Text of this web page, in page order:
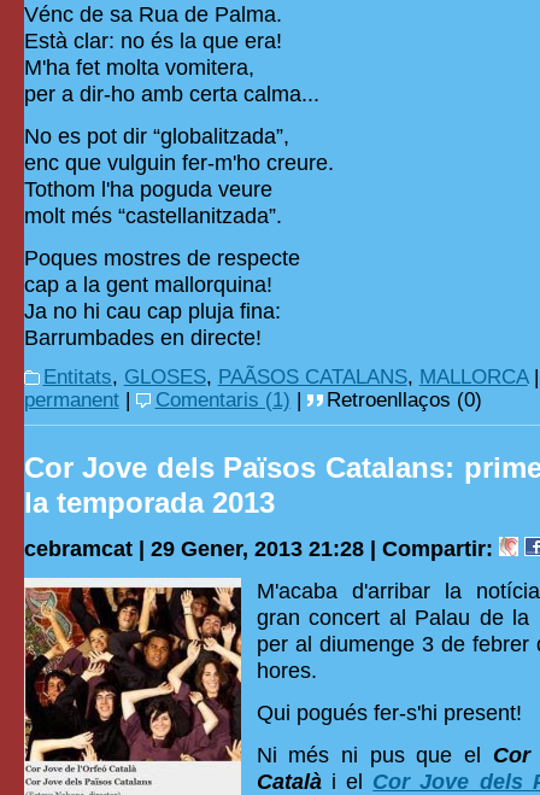
Vénc de sa Rua de Palma.
Està clar: no és la que era!
M'ha fet molta vomitera,
per a dir-ho amb certa calma...
No es pot dir “globalitzada”,
enc que vulguin fer-m'ho creure.
Tothom l'ha poguda veure
molt més “castellanitzada”.
Poques mostres de respecte
cap a la gent mallorquina!
Ja no hi cau cap pluja fina:
Barrumbades en directe!
Entitats, GLOSES, PAÃSOS CATALANS, MALLORCA
permanent| Comentaris (1) | Retroenllaços (0)
Cor Jove dels Països Catalans:
la temporada 2013
cebramcat | 29 Gener, 2013 21:28 | Compartir:
M'acaba d'arribar la
gran concert al Palau de la
per al diumenge 3 de febrer
hores.
Qui pogués fer-s'hi present!
Ni més ni pus que el Cor
Catalài el Cor Jove dels